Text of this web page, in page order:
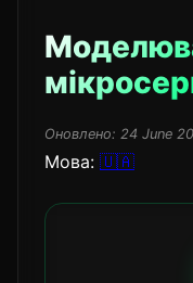
Оновлено: 24 June
Мова: 🇺🇦